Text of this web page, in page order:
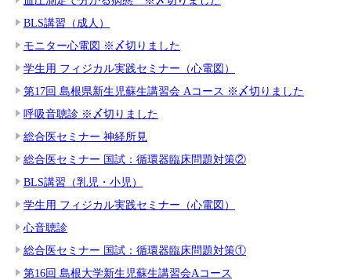
BLS講習（成人）
モニター心電図 ※〆切りました
学生用 フィジカル実践セミナー（心電図）
第17回 島根県新生児蘇生講習会 Aコース ※〆切りました
呼吸音聴診 ※〆切りました
総合医セミナー 神経所見
総合医セミナー 国試：循環器臨床問題対策②
BLS講習（乳児・小児）
学生用 フィジカル実践セミナー（心電図）
心音聴診
総合医セミナー 国試：循環器臨床問題対策①
第16回 島根大学新生児蘇生講習会Aコース